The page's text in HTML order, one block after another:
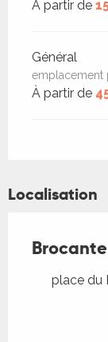
À partir de
Général
emplacement
À partir de
Localisation
place du